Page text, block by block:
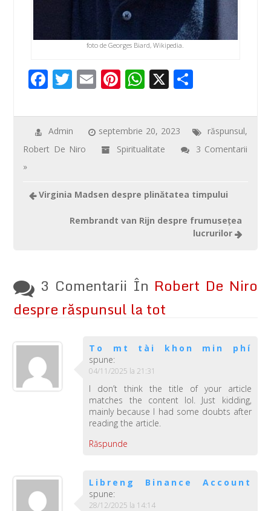
foto de Georges Biard, Wikipedia.
F
e
b
o
k
T
tt
er
E
ail
Pi
er
e
st
W
at
s
A
p
X
ta
je
az
Admin septembrie 20, 2023 răspunsul,
Robert De Niro
Spiritualitate
3 Comentarii
»
Virginia Madsen despre plinătatea timpului
Rembrandt van Rijn despre frumusețea
lucrurilor
3 Comentarii În Robert De Niro
despre răspunsul la tot
To mt tài khon min phí
spune:
04/11/2025 la 21:31
I don’t think the title of your article
matches the content lol. Just kidding,
mainly because I had some doubts after
reading the article.
Răspunde
Libreng Binance Account
spune:
28/12/2025 la 14:14